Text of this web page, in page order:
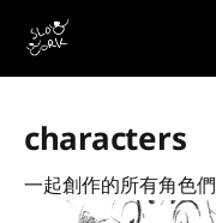
characters
一起創作的所有角色們